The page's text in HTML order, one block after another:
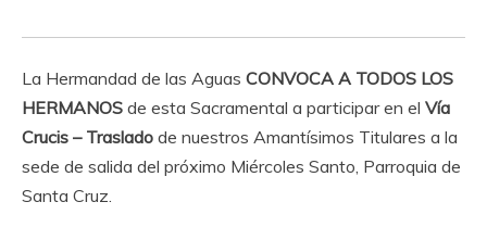
La Hermandad de las Aguas CONVOCA A TODOS LOS
HERMANOS de esta Sacramental a participar en el Vía
Crucis – Traslado de nuestros Amantísimos Titulares a la
sede de salida del próximo Miércoles Santo, Parroquia de
Santa Cruz.